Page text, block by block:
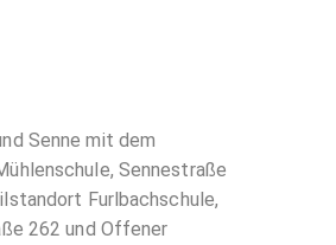
Senne mit dem
Sennestraße
Furlbachschule,
262 und Offener